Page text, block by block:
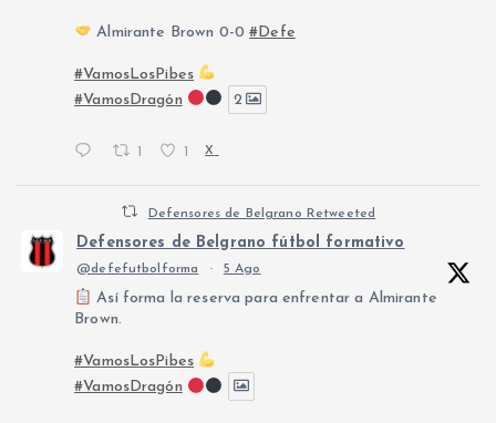
Almirante Brown 0-0#Defe
#VamosLosPibes
#VamosDragón
2
X
Defensores de Belgrano Retweeted
Defensores de Belgrano fútbol formativo
@defefutbolforma · 5 Ago
Así forma la reserva para enfrentar a Almirante
Brown.
#VamosLosPibes
#VamosDragón